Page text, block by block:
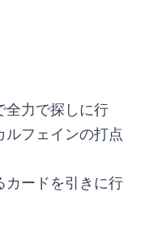
全力で探しに行
ルフェインの打点
カードを引きに行